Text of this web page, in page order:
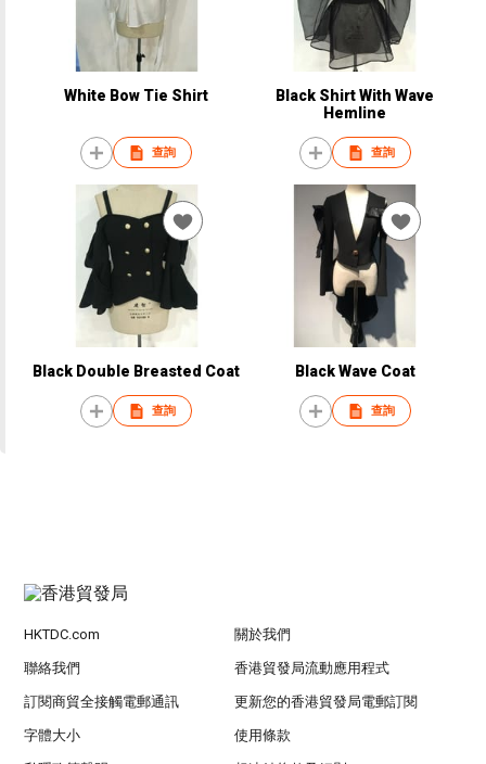
White Bow Tie Shirt
查詢
Black Shirt With Wave
Hemline
查詢
Black Double Breasted Coat
查詢
Black Wave Coat
查詢
HKTDC.com 關於我們
聯絡我們 香港貿發局流動應用程式
訂閱商貿全接觸電郵通訊 更新您的香港貿發局電郵訂閱
字體大小 使用條款